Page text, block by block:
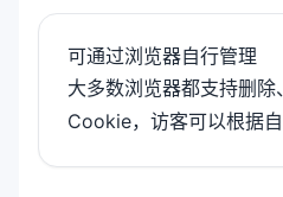
可通过浏览器自行管理
大多数浏览器都支持删除
Cookie，访客可以根据自